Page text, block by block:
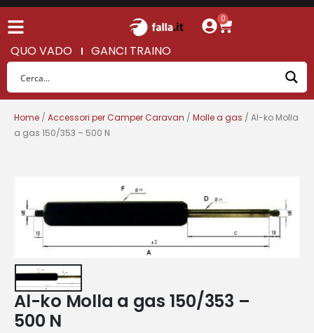
0
QUO VADO GANCI TRAINO
Home / Accessori per Camper Caravan / Molle a gas / Al-ko Molla
a gas 150/353 – 500 N
Al-ko Molla a gas 150/353 –
500 N